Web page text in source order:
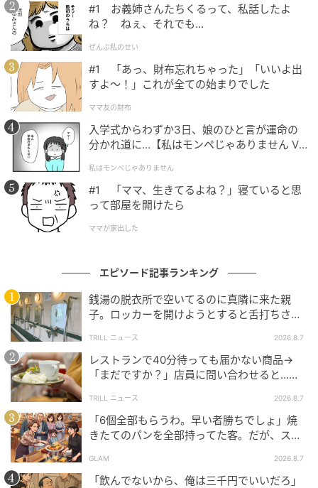
――。そこには、事故のことなど何も知らない、未来
を信じて疑わない彼のまっすぐな想いが詰まっていま
した。
読み進めるうちに、涙が止まらなくなりました。苦し
くて、切なくて、でも同時に、あまりにも彼らしい内
容に少しだけ笑ってしまったのです。こんなときなの
に笑ってしまう自分に戸惑いながらも、私はようや
く、止まっていた感情が少しだけ動き出すのを感じて
いました。
その日の夕方、私は母と少しだけ話をしました。彼
が、私の前向きで明るいところが好きだと書いていた
話していたと思います。
母はそんな私を見て、「本当にあなたのことを一番に
考えてくれていたのね」と静かに言いました。3年間、
見守り続けてくれた家族でさえ開けなかった心の扉
を、こんなにもあっさり開けてしまうなんて、ずるい
なと思いました。もういないのに、今でもこんなふう
に私の心を動かしてしまうなんて。
苦しんでいたのは私だけじゃなかった―その
後
#1 お義姉さんたちくるって、私話したよ
ね？ ねぇ、それでも…
ぜんぶ私のせい
#1 「あっ、財布忘れちゃった」「いいよ出
すよ〜！」これが全ての始まりでした
ママ友の財布
入学式からわずか3日、娘のひと言が運命の
分かれ道に…【私はモンペじゃありません Vo
私はモンペじゃありません
#1 「ママ、生きてるよね？」寝ていると思
って部屋を開けたら
ママが家出した
エピソード記事ランキング
銭湯の脱衣所で空いてるのに真隣に来た親
子。ロッカーを開けようとすると舌打ちさ
中で拍手」
TRILL ニュース 2026.8.7
レストランで40分待っても届かない商品→
「まだですか？」店員に問い合わせると…そ
せん」
TRILL ニュース 2026.8.7
「6個全部もらうわ。早い者勝ちでしょ」焼
きたてのパンを全部持ってた客。だが、スタ
GLAM 2026.8.7
「飲んでないから、俺は三千円でいいだろ」